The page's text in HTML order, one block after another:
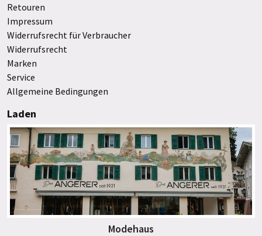
Retouren
Impressum
Widerrufsrecht für Verbraucher
Widerrufsrecht
Marken
Service
Allgemeine Bedingungen
Laden
Modehaus